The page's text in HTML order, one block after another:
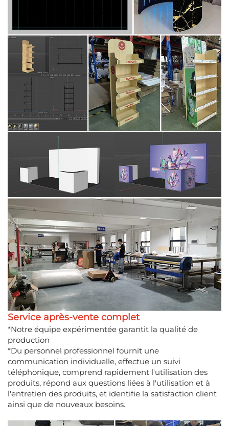
Service après-vente complet
*Notre équipe expérimentée garantit la qualité de
production
*Du personnel professionnel fournit une
communication individuelle, effectue un suivi
téléphonique, comprend rapidement l'utilisation des
produits, répond aux questions liées à l'utilisation et à
l'entretien des produits, et identifie la satisfaction client
ainsi que de nouveaux besoins.